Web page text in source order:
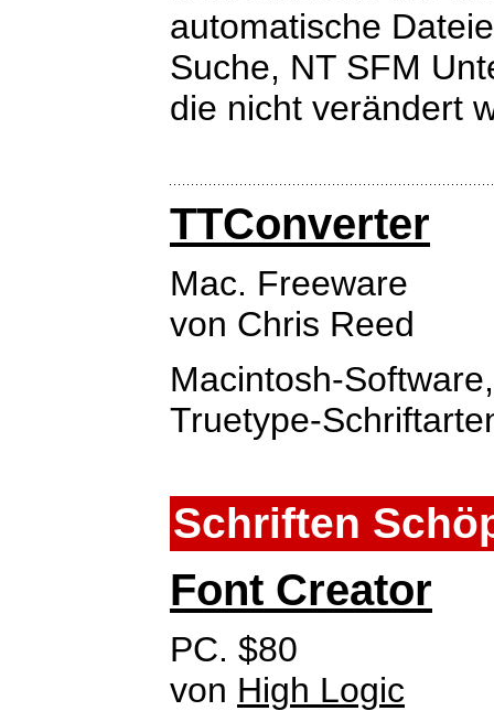
automatische
Suche, NT SFM
die nicht verändert
TTConverter
Mac. Freeware
von Chris Reed
Macintosh-
Truetype-
Schriften
Font Creator
PC. $80
von High Logic